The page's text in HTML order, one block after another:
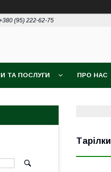
(95) 222-62-75
ТА ПОСЛУГИ ПРО НАС
Тарілки